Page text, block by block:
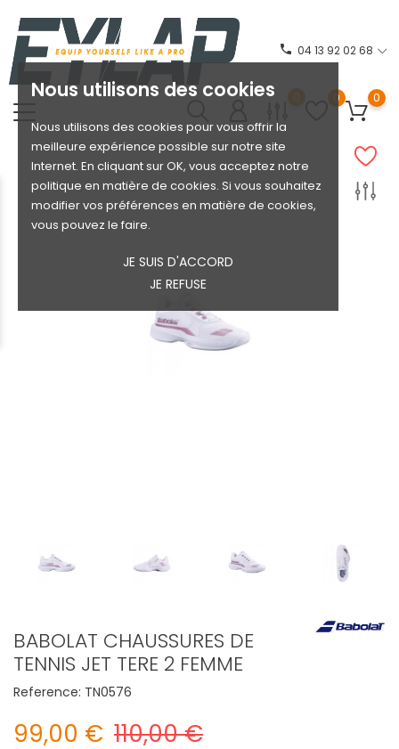
Nous utilisons des cookies
Nous utilisons des cookies pour vous offrir la
meilleure expérience possible sur notre site
Internet. En cliquant sur OK, vous acceptez notre
politique en matière de cookies. Si vous souhaitez
modifier vos préférences en matière de cookies,
vous pouvez le faire.
JE SUIS D'ACCORD
JE REFUSE
phone 04 13 92 02 68
0 0 0
BABOLAT CHAUSSURES DE
TENNIS JET TERE 2 FEMME
Reference: TN0576
99,00 € 110,00 €